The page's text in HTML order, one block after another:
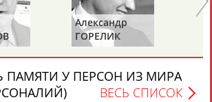
Камиль
АБДУЛАЗИЗОВ
Загалав
АБДУЛБЕКОВ
Александр
ГОРЕЛИК
ПАМЯТИ У ПЕРСОН ИЗ МИРА
ВЕСЬ СПИСОК